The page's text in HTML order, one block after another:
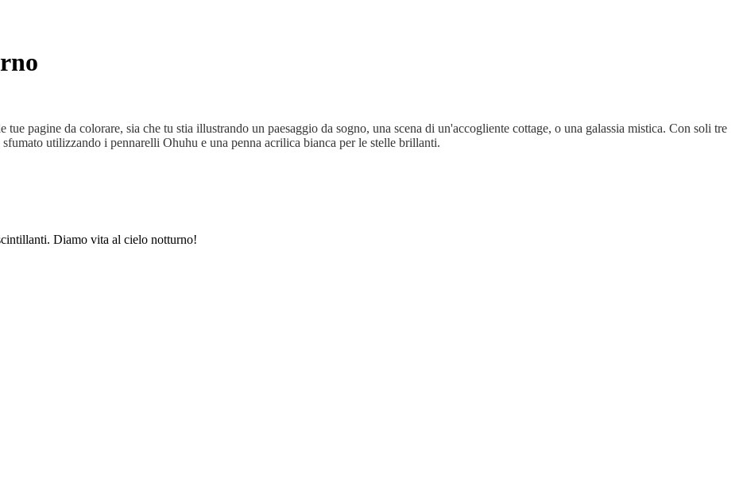
pagine da colorare, sia che tu stia illustrando un paesaggio da sogno, una scena di un'accogliente cottage, o una galassia mistica. Con soli tre
utilizzando i pennarelli Ohuhu e una penna acrilica bianca per le stelle brillanti.
Diamo vita al cielo notturno!